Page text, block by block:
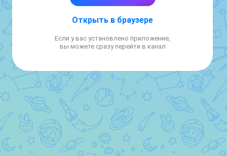
Пусть  День Победы станет для малышей
радости за мирное небо!
Открыть в браузере
Если у вас установлено приложение,
вы можете сразу перейти в канал